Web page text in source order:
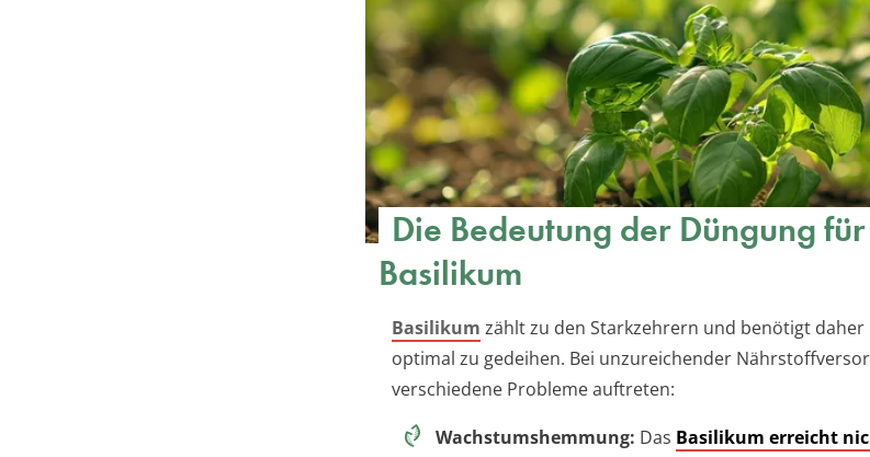
Die Bedeutung der Düngung
Basilikum
Basilikum zählt zu den Starkzehrern und benötigt
optimal zu gedeihen. Bei unzureichender
verschiedene Probleme auftreten:
Wachstumshemmung: Das Basilikum erreicht